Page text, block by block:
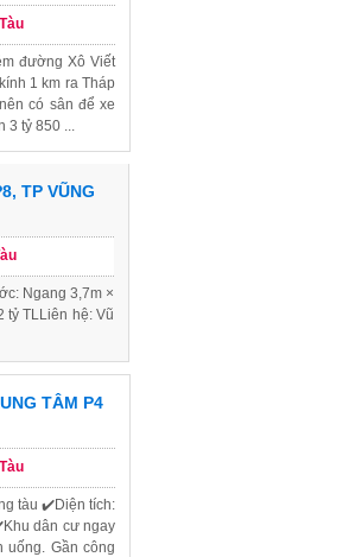
đường Xô Viết
1 km ra Tháp
có sân để xe
3 tỷ 850 ...
TP VŨNG
Ngang 3,7m ×
tỷ TLLiên hệ: Vũ
TÂM P4
tàu ✔️Diện tích:
dân cư ngay
uống. Gần công